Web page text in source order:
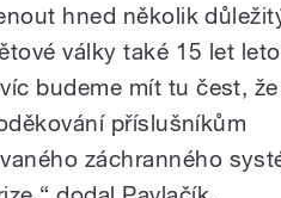
hned několik
války také 15 let
budeme mít tu čest,
příslušníkům
záchranného